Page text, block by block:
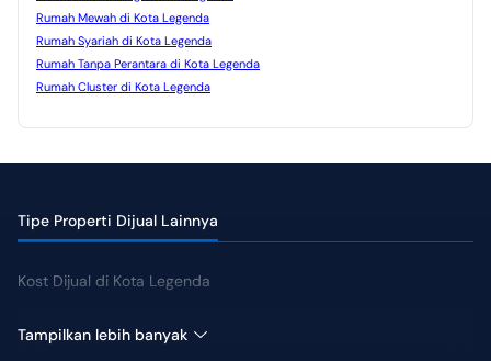
Rumah Mewah di Kota Legenda
Rumah Syariah di Kota Legenda
Rumah Tanpa Perantara di Kota Legenda
Rumah Cluster di Kota Legenda
Tipe Properti Dijual Lainnya
Kost Dijual di Kota Legenda
Tampilkan lebih banyak